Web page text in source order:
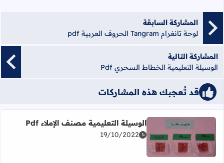
المشاركة السابقة
لوحة تانغرام Tangram الحروف العربية pdf
المشاركة التالية
الوسيلة التعليمية الخطاط السحري Pdf
قد تُعجبك هذه المشاركات
اقرأ المزيد عن الوسيلة التعليمية مصنف الإملاء Pdf
الوسيلة التعليمية مصنف الإملاء Pdf
19/10/2022